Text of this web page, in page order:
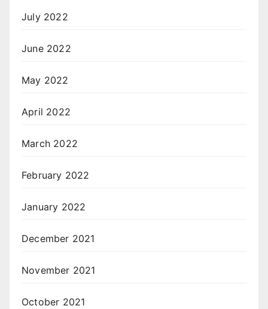
July 2022
June 2022
May 2022
April 2022
March 2022
February 2022
January 2022
December 2021
November 2021
October 2021